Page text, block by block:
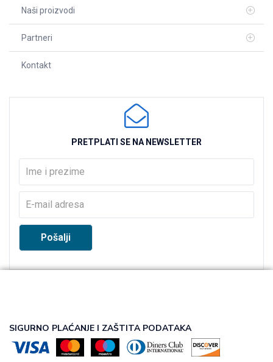
Naši proizvodi
Partneri
Kontakt
PRETPLATI SE NA NEWSLETTER
SIGURNO PLAĆANJE I ZAŠTITA PODATAKA